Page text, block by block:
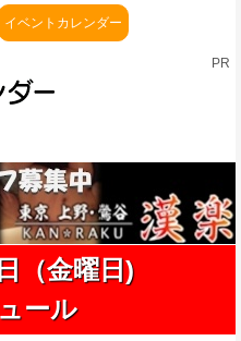
イベントカレンダー
PR
（金曜日)
ール